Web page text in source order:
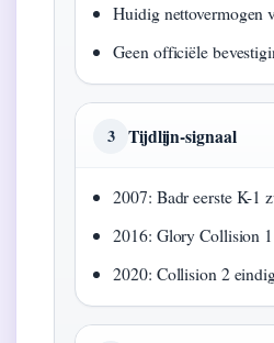
Huidig nettovermogen
Geen officiële
3 Tijdlijn-signaal
2007: Badr eerste K-1
2016: Glory Collision
2020: Collision 2